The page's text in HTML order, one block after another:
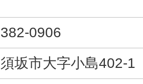
382-0906
須坂市大字小島402-1